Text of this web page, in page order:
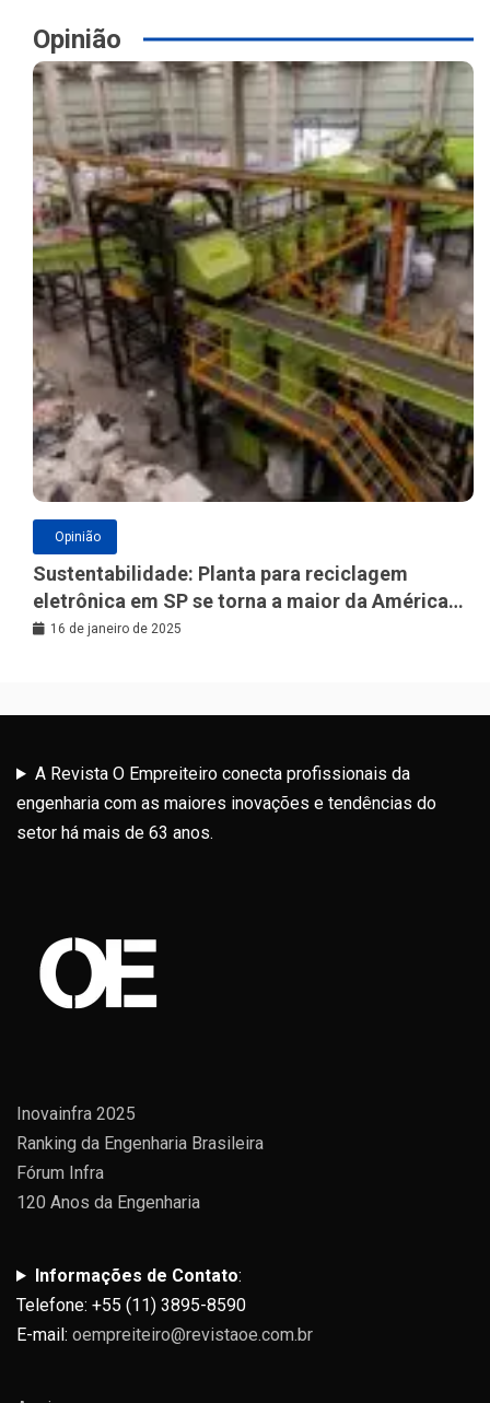
Opinião
Opinião
Sustentabilidade: Planta para reciclagem
eletrônica em SP se torna a maior da América
Latina
16 de janeiro de 2025
A Revista O Empreiteiro conecta profissionais da
engenharia com as maiores inovações e tendências do
setor há mais de 63 anos.
Inovainfra 2025
Ranking da Engenharia Brasileira
Fórum Infra
120 Anos da Engenharia
Informações de Contato:
Telefone: +55 (11) 3895-8590
E-mail: oempreiteiro@revistaoe.com.br